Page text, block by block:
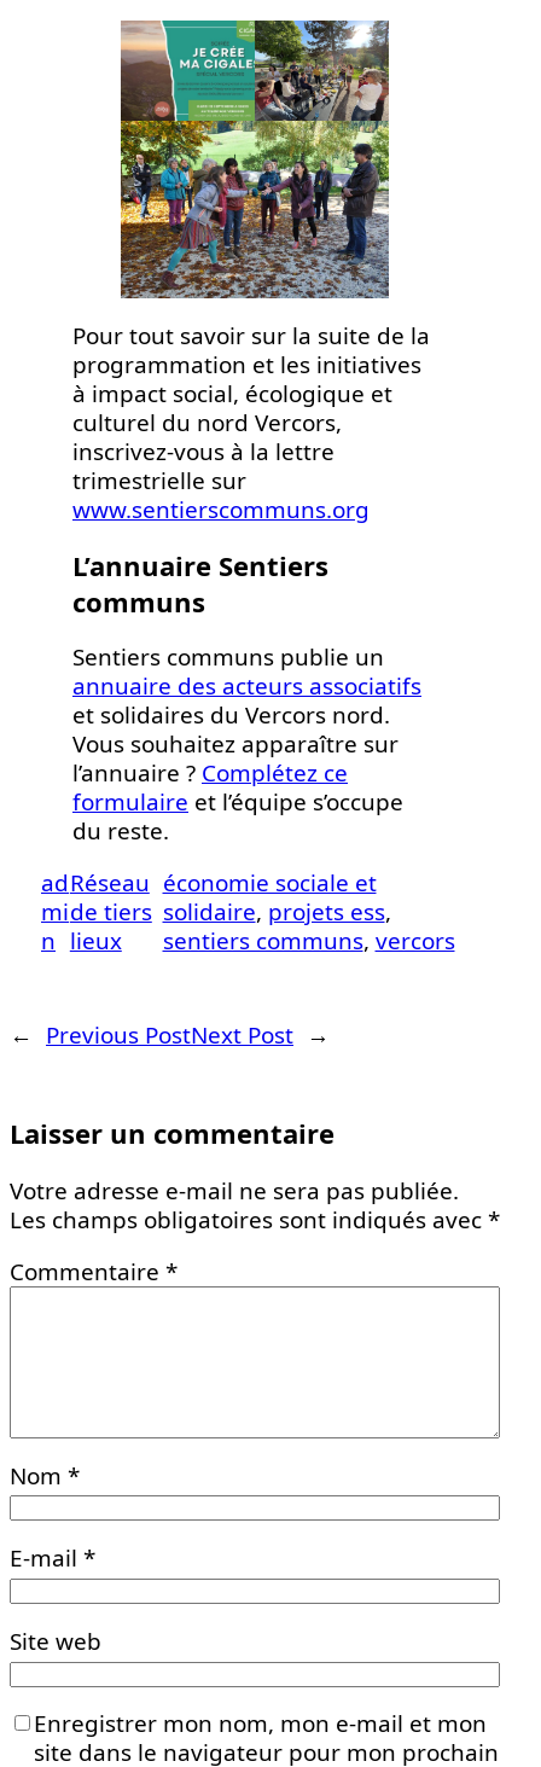
Pour tout savoir sur la suite de la
programmation et les initiatives
à impact social, écologique et
culturel du nord Vercors,
inscrivez-vous à la lettre
trimestrielle sur
www.sentierscommuns.org
L’annuaire Sentiers
communs
Sentiers communs publie un
annuaire des acteurs associatifs
et solidaires du Vercors nord.
Vous souhaitez apparaître sur
l’annuaire ? Complétez ce
formulaire et l’équipe s’occupe
du reste.
ad
mi
n
Réseau
de tiers
lieux
économie sociale et
solidaire, projets ess
sentiers communs, vercors
← Previous PostNext Post →
Laisser un commentaire
Votre adresse e-mail ne sera pas publiée.
Les champs obligatoires sont indiqués avec*
Commentaire *
Nom *
E-mail *
Site web
Enregistrer mon nom, mon e-mail et mon
site dans le navigateur pour mon prochain